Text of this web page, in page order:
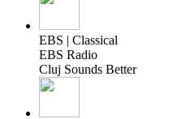
EBS | Classical
EBS Radio
Cluj Sounds Better